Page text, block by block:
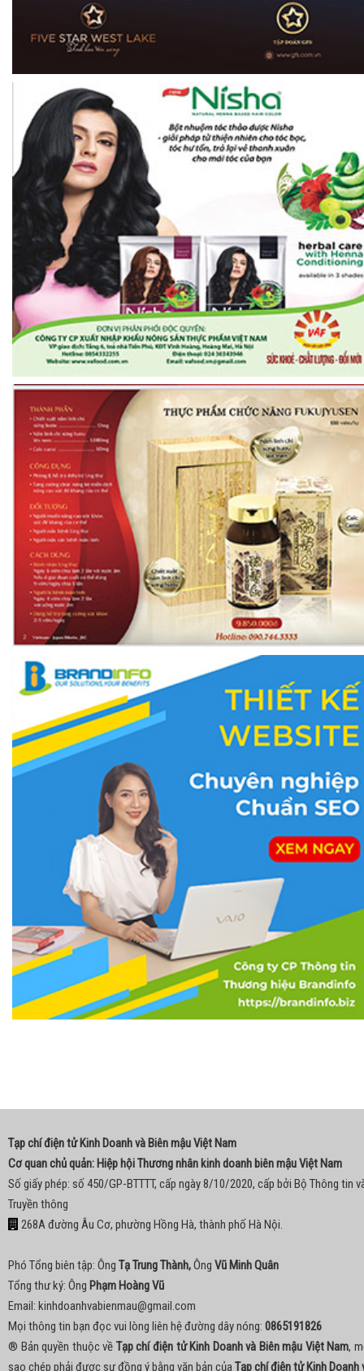
Tạp chí điện tử Kinh Doanh và Biên mậu Việt Nam
Cơ quan chủ quản: Hiệp hội Thương nhân kinh doanh biên mậu Việt Nam
Số giấy phép: số 450/GP-BTTTT, cấp ngày 8/10/2020, cấp bởi Bộ Thông tin
Truyền thông
268A đường Âu Cơ, phường Hồng Hà, thành phố Hà Nội.
Phó Tổng biên tập: Ông Tạ Trung Thành,Ông Vũ Minh Quân
Tổng thư ký: Ông Phạm Hoàng Vũ
Email: kinhdoanhvabienmau@gmail.com
Mọi thông tin bạn đọc vui lòng liên hệ đường dây nóng: 0865191826
® Bản quyền thuộc về Tạp chí điện tử Kinh Doanh và Biên mậu Việt Nam,
sao chép phải được sự đồng ý bằng văn bản củaTạp chí điện tử Kinh Doanh